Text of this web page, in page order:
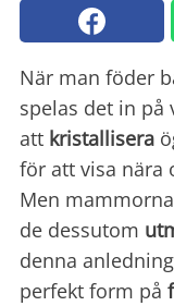
När man föder
spelas det in på
att kristallisera
för att visa nära
Men
de dessutom
denna
perfekt form på